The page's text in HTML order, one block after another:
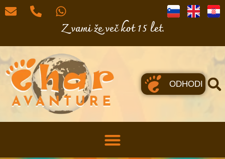
Z vami že več kot 15 let.
ODHODI